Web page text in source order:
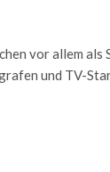
vor allem als
und TV-